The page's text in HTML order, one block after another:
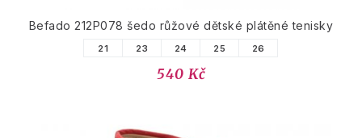
Befado 212P078 šedo růžové dětské plátěné tenisky
21 23 24 25 26
540 Kč